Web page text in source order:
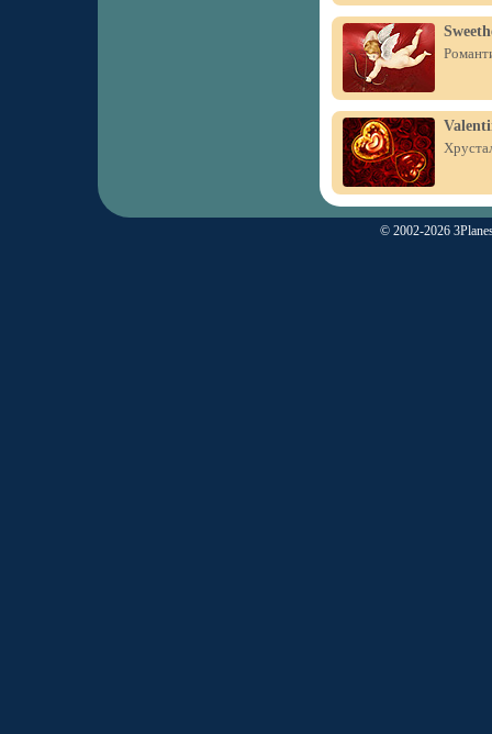
© 2002-2026